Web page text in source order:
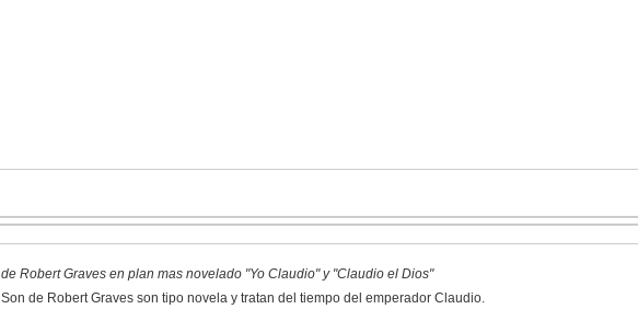
de Robert Graves en plan mas novelado "Yo Claudio" y "Claudio el Dios"
Son de Robert Graves son tipo novela y tratan del tiempo del emperador Claudio.